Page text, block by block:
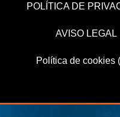
POLÍTICA DE
AVISO LEGAL
Política de cookies